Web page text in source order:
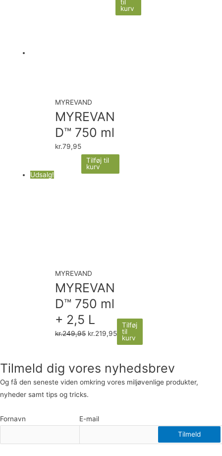
til
kurv
MYREVAND
MYREVAN
D™ 750 ml
kr.79,95
Tilføj til
kurv
Udsalg!
MYREVAND
MYREVAN
D™ 750 ml
+ 2,5 L
kr.249,95 kr.219,95
Tilføj
til
kurv
Tilmeld dig vores nyhedsbrev
Og få den seneste viden omkring vores miljøvenlige produkter,
nyheder samt tips og tricks.
Fornavn E-mail